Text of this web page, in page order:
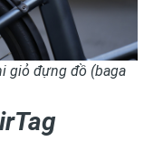
giỏ đựng đồ (baga